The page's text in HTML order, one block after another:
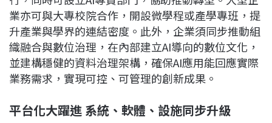
業亦可與大專校院合作，開設微學程或產學專班，提
升產業與學界的連結密度。此外，企業須同步推動組
織融合與數位治理，在內部建立AI導向的數位文化，
並建構穩健的資料治理架構，確保AI應用能回應實際
業務需求，實現可控、可管理的創新成果。
平台化大躍進 系統、軟體、設施同步升級